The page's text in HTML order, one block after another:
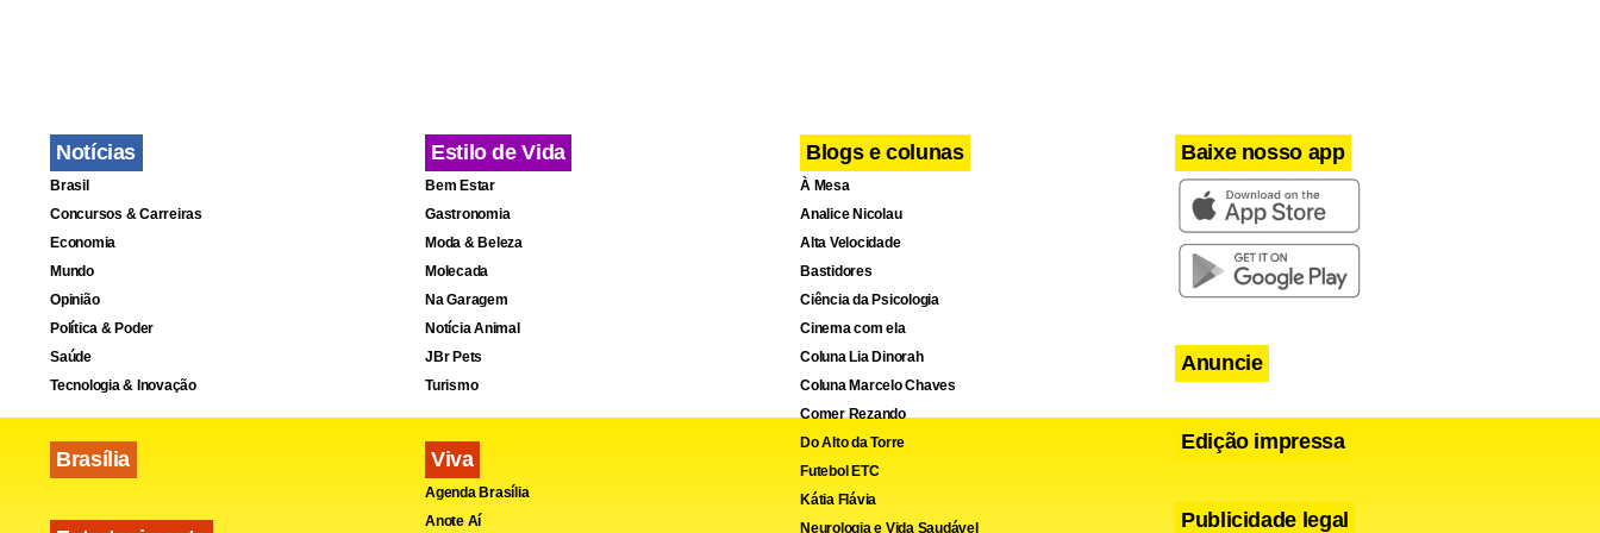
no Paranoá, na Feira do Produtor e no Taquari. O prazo estimado para a conclusão da
reforma dos campos sintéticos é para a primeira quinzena de maio de 2024.
Notícias
Brasil
Concursos & Carreiras
Economia
Mundo
Opinião
Política & Poder
Saúde
Tecnologia & Inovação
Brasília
Estilo de Vida
Bem Estar
Gastronomia
Moda & Beleza
Molecada
Na Garagem
Notícia Animal
JBr Pets
Turismo
Viva
Agenda Brasília
Anote Aí
Blogs e colunas
À Mesa
Analice Nicolau
Alta Velocidade
Bastidores
Ciência da Psicologia
Cinema com ela
Coluna Lia Dinorah
Coluna Marcelo Chaves
Comer Rezando
Do Alto da Torre
Futebol ETC
Kátia Flávia
Neurologia e Vida Saudável
Baixe nosso app
Anuncie
Edição impressa
Publicidade legal